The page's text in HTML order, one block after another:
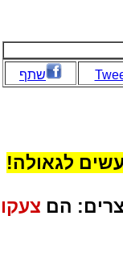
שתף
לגאולה!
הם צעקו